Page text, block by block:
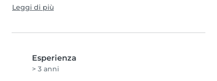
Leggi di più
Esperienza
> 3 anni